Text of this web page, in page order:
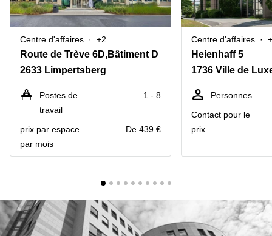
réunion
Bureau
virtuel
Sandweiler
Centre
d'affaires
Luxembourg
Bureaux
Esch-sur-
Сoworking
Sandweiler
Bureaux
Bureaux
Sandweiler
Choisissez une langue
Luxembourg
Centre d'affaires +2
Route de Trève 6D,Bâtiment D
2633 Limpertsberg
Postes de
travail
1 - 8
prix par espace
par mois
De 439 €
Centre d'affaires
Heienhaff 5
1736 Ville de
Personnes
Contact pour le
prix